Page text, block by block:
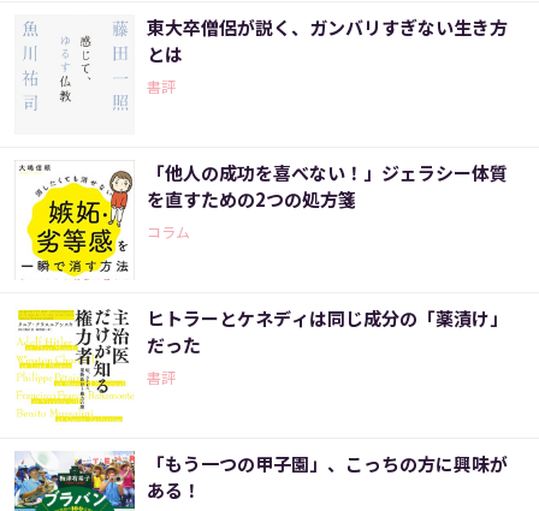
東大卒僧侶が説く、ガンバリすぎない生き方
とは
書評
「他人の成功を喜べない！」ジェラシー体質
を直すための2つの処方箋
コラム
ヒトラーとケネディは同じ成分の「薬漬け」
だった
書評
「もう一つの甲子園」、こっちの方に興味が
ある！